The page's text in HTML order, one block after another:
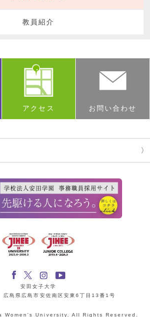
教員紹介
アクセス お問い合わせ
安田女子大学
島県広島市安佐南区安東6丁目13番1号
Women's University. All Rights Reserved.